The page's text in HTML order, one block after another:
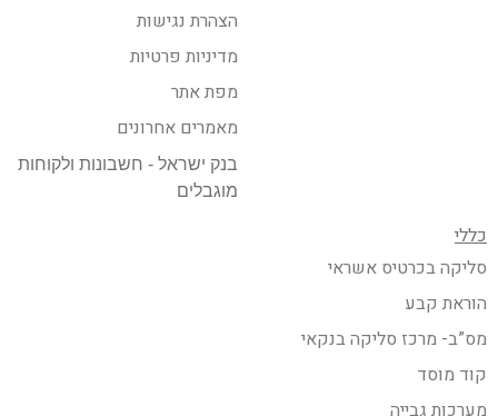
הצהרת נגישות
מדיניות פרטיות
מפת אתר
מאמרים אחרונים
בנק ישראל - חשבונות ולקוחות
מוגבלים
כללי
סליקה בכרטיס אשראי
הוראת קבע
מס”ב- מרכז סליקה בנקאי
קוד מוסד
מערכות גבייה